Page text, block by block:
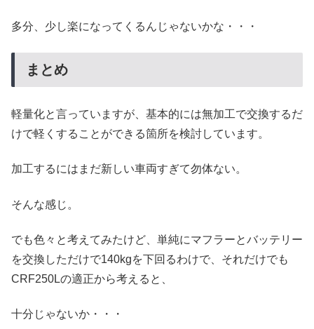
多分、少し楽になってくるんじゃないかな・・・
まとめ
軽量化と言っていますが、基本的には無加工で交換するだ
けで軽くすることができる箇所を検討しています。
加工するにはまだ新しい車両すぎて勿体ない。
そんな感じ。
でも色々と考えてみたけど、単純にマフラーとバッテリー
を交換しただけで140kgを下回るわけで、それだけでも
CRF250Lの適正から考えると、
十分じゃないか・・・